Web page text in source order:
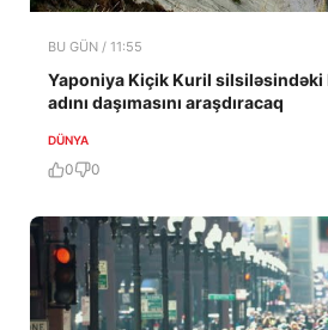
BU GÜN / 11:55
Yaponiya Kiçik Kuril silsiləsindəki
adını daşımasını araşdıracaq
DÜNYA
0 0